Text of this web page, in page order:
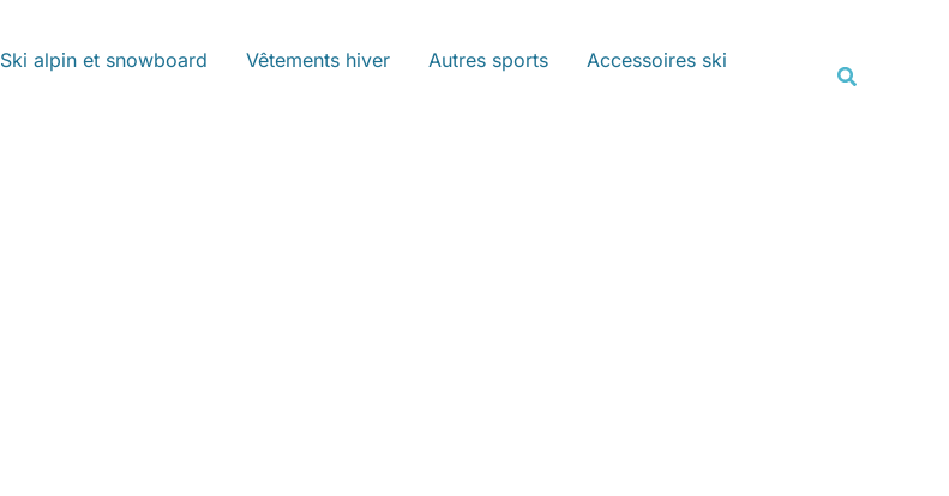
Ski alpin et snowboard Vêtements hiver Autres sports
Accessoires ski